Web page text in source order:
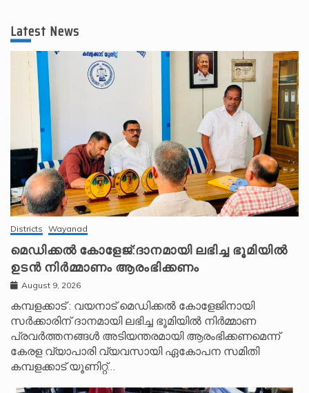
Latest News
Districts Wayanad
മെഡിക്കൽ കോളേജ്:ദാനമായി ലഭിച്ച ഭൂമിയിൽ
ഉടൻ നിർമ്മാണം ആരംഭിക്കണം
August 9, 2026
കമ്പളക്കാട് : വയനാട് മെഡിക്കൽ കോളേജിനായി
സർക്കാരിന് ദാനമായി ലഭിച്ച ഭൂമിയിൽ നിർമ്മാണ
പ്രവർത്തനങ്ങൾ അടിയന്തരമായി ആരംഭിക്കണമെന്ന്
കേരള വ്യാപാരി വ്യവസായി ഏകോപന സമിതി
കമ്പളക്കാട് യൂണിറ്റ്…